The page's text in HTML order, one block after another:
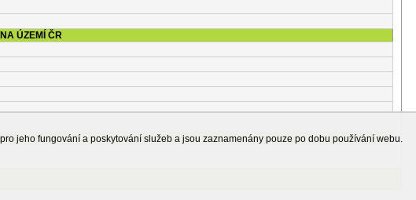
ÚZEMÍ ČR
jeho fungování a poskytování služeb a jsou zaznamenány pouze po dobu používání webu.